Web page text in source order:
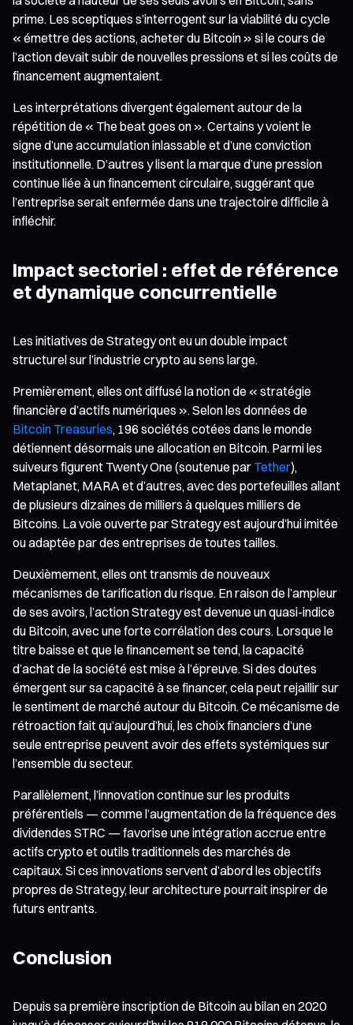
prime. Les sceptiques s’interrogent sur la viabilité du cycle
« émettre des actions, acheter du Bitcoin » si le cours de
l’action devait subir de nouvelles pressions et si les coûts de
financement augmentaient.
Les interprétations divergent également autour de la
répétition de « The beat goes on ». Certains y voient le
signe d’une accumulation inlassable et d’une conviction
institutionnelle. D’autres y lisent la marque d’une pression
continue liée à un financement circulaire, suggérant que
l’entreprise serait enfermée dans une trajectoire difficile à
infléchir.
Impact sectoriel : effet de référence
et dynamique concurrentielle
Les initiatives de Strategy ont eu un double impact
structurel sur l’industrie crypto au sens large.
Premièrement, elles ont diffusé la notion de « stratégie
financière d’actifs numériques ». Selon les données de
Bitcoin Treasuries, 196 sociétés cotées dans le monde
détiennent désormais une allocation en Bitcoin. Parmi les
suiveurs figurent Twenty One (soutenue par Tether),
Metaplanet, MARA et d’autres, avec des portefeuilles allant
de plusieurs dizaines de milliers à quelques milliers de
Bitcoins. La voie ouverte par Strategy est aujourd’hui imitée
ou adaptée par des entreprises de toutes tailles.
Deuxièmement, elles ont transmis de nouveaux
mécanismes de tarification du risque. En raison de l’ampleur
de ses avoirs, l’action Strategy est devenue un quasi-indice
du Bitcoin, avec une forte corrélation des cours. Lorsque le
titre baisse et que le financement se tend, la capacité
d’achat de la société est mise à l’épreuve. Si des doutes
émergent sur sa capacité à se financer, cela peut rejaillir sur
le sentiment de marché autour du Bitcoin. Ce mécanisme de
rétroaction fait qu’aujourd’hui, les choix financiers d’une
seule entreprise peuvent avoir des effets systémiques sur
l’ensemble du secteur.
Parallèlement, l’innovation continue sur les produits
préférentiels — comme l’augmentation de la fréquence des
dividendes STRC — favorise une intégration accrue entre
actifs crypto et outils traditionnels des marchés de
capitaux. Si ces innovations servent d’abord les objectifs
propres de Strategy, leur architecture pourrait inspirer de
futurs entrants.
Conclusion
Depuis sa première inscription de Bitcoin au bilan en 2020